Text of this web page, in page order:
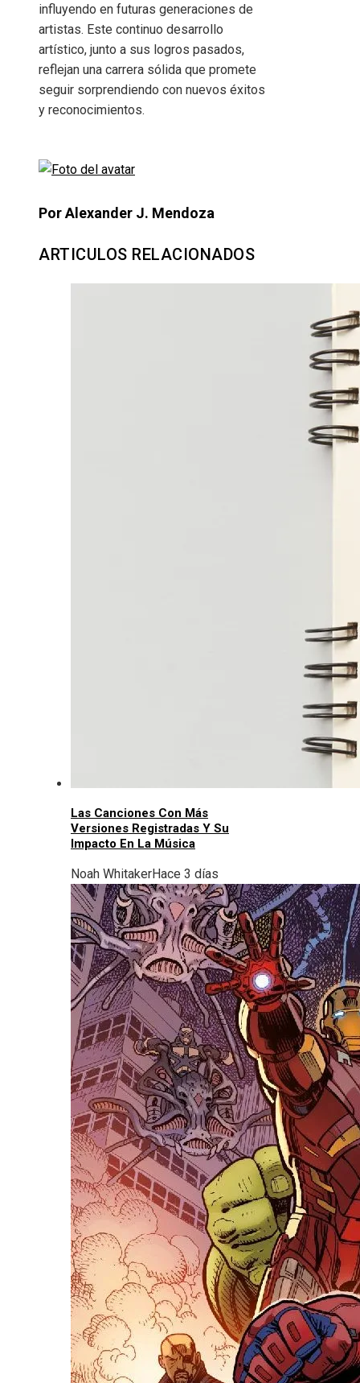
influyendo en futuras generaciones de
artistas. Este continuo desarrollo
artístico, junto a sus logros pasados,
reflejan una carrera sólida que promete
seguir sorprendiendo con nuevos éxitos
y reconocimientos.
Por Alexander J. Mendoza
ARTICULOS RELACIONADOS
Las Canciones Con Más
Versiones Registradas Y Su
Impacto En La Música
Noah WhitakerHace 3 días